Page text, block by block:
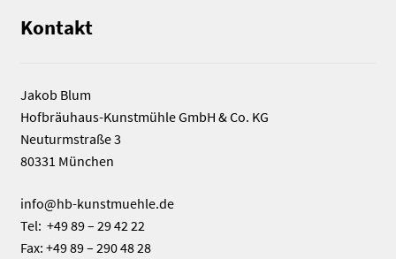
Kontakt
Jakob Blum
Hofbräuhaus-Kunstmühle GmbH & Co. KG
Neuturmstraße 3
80331 München
info@hb-kunstmuehle.de
Tel: +49 89 – 29 42 22
Fax: +49 89 – 290 48 28